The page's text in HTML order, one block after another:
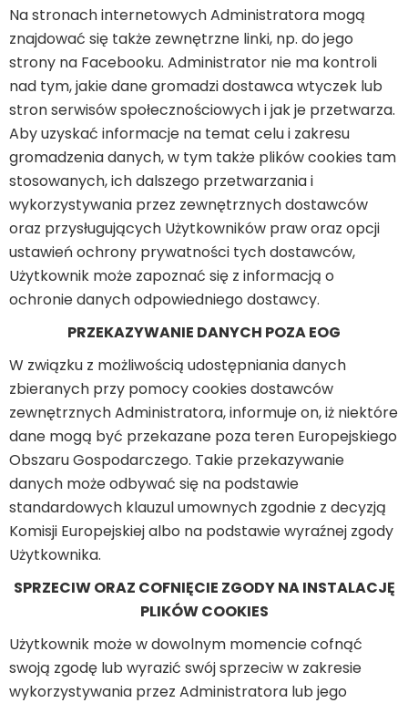
Na stronach internetowych Administratora mogą
znajdować się także zewnętrzne linki, np. do jego
strony na Facebooku. Administrator nie ma kontroli
nad tym, jakie dane gromadzi dostawca wtyczek lub
stron serwisów społecznościowych i jak je przetwarza.
Aby uzyskać informacje na temat celu i zakresu
gromadzenia danych, w tym także plików cookies tam
stosowanych, ich dalszego przetwarzania i
wykorzystywania przez zewnętrznych dostawców
oraz przysługujących Użytkowników praw oraz opcji
ustawień ochrony prywatności tych dostawców,
Użytkownik może zapoznać się z informacją o
ochronie danych odpowiedniego dostawcy.
PRZEKAZYWANIE DANYCH POZA EOG
W związku z możliwością udostępniania danych
zbieranych przy pomocy cookies dostawców
zewnętrznych Administratora, informuje on, iż niektóre
dane mogą być przekazane poza teren Europejskiego
Obszaru Gospodarczego. Takie przekazywanie
danych może odbywać się na podstawie
standardowych klauzul umownych zgodnie z decyzją
Komisji Europejskiej albo na podstawie wyraźnej zgody
Użytkownika.
SPRZECIW ORAZ COFNIĘCIE ZGODY NA INSTALACJĘ
PLIKÓW COOKIES
Użytkownik może w dowolnym momencie cofnąć
swoją zgodę lub wyrazić swój sprzeciw w zakresie
wykorzystywania przez Administratora lub jego